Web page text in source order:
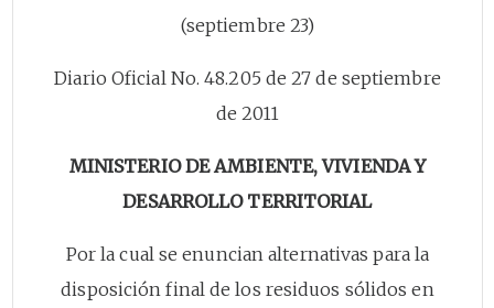
(septiembre 23)
Diario Oficial No. 48.205 de 27 de septiembre
de 2011
MINISTERIO DE AMBIENTE, VIVIENDA Y
DESARROLLO TERRITORIAL
Por la cual se enuncian alternativas para la
disposición final de los residuos sólidos en